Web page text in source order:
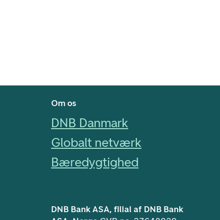
Om os
DNB Danmark
Globalt netværk
Bæredygtighed
DNB Bank ASA, filial af DNB Bank